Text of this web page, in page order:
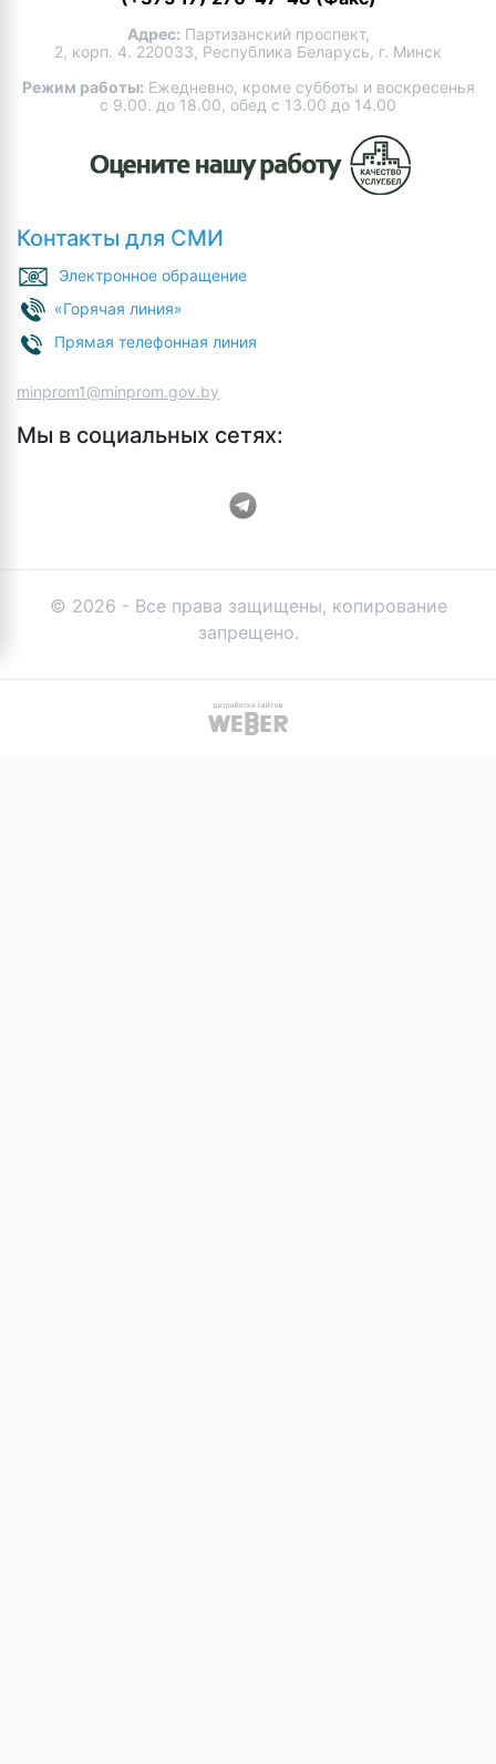
Адрес: Партизанский проспект,
2, корп. 4. 220033, Республика Беларусь, г. Минск
Режим работы: Ежедневно, кроме субботы и воскресенья
с 9.00. до 18.00, обед с 13.00 до 14.00
Контакты для СМИ
Электронное обращение
«Горячая линия»
Прямая телефонная линия
minprom1@minprom.gov.by
Мы в социальных сетях:
© 2026 - Все права защищены, копирование
запрещено.